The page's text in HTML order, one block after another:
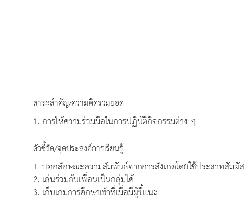
สาระสำคัญ/ความคิดรวมยอด
1. การให้ความร่วมมือในการปฏิบัติกิจกรรมต่าง ๆ
ตัวชี้วัด/จุดประสงค์การเรียนรู้
1. บอกลักษณะความสัมพันธ์จากการสังเกตโดยใช้ประสาทสัมผัส
2. เล่นร่วมกับเพื่อนเป็นกลุ่มได้
3. เก็บเกมการศึกษาเข้าที่เมื่อมีผู้ชี้แนะ